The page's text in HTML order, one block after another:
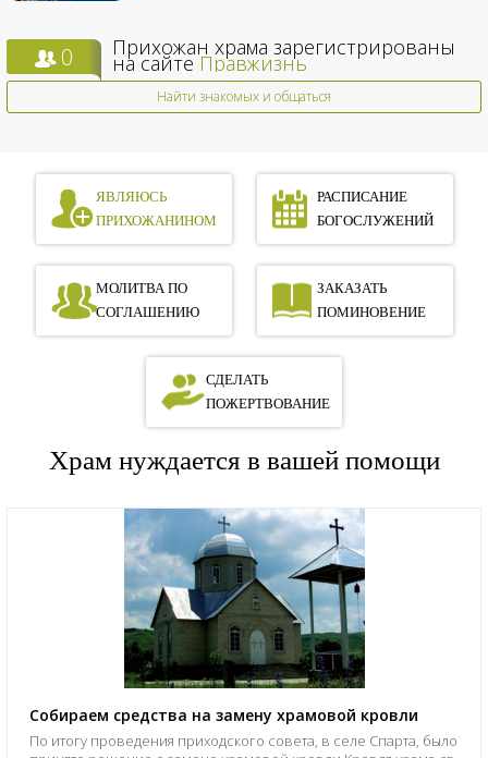
0 Прихожан храма зарегистрированы
на сайте Правжизнь
Найти знакомых и общаться
ЯВЛЯЮСЬ
ПРИХОЖАНИНОМ
РАСПИСАНИЕ
БОГОСЛУЖЕНИЙ
МОЛИТВА ПО
СОГЛАШЕНИЮ
ЗАКАЗАТЬ
ПОМИНОВЕНИЕ
СДЕЛАТЬ
ПОЖЕРТВОВАНИЕ
Храм нуждается в вашей помощи
Собираем средства на замену храмовой кровли
По итогу проведения приходского совета, в селе Спарта, было